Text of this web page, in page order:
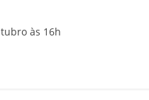
às 16h